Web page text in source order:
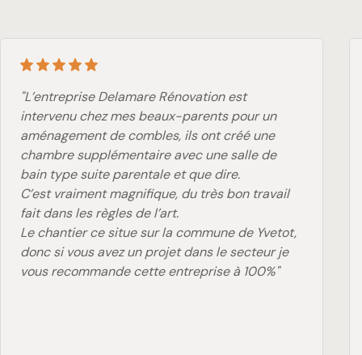
"L’entreprise Delamare Rénovation est
intervenu chez mes beaux-parents pour un
aménagement de combles, ils ont créé une
chambre supplémentaire avec une salle de
bain type suite parentale et que dire.
C’est vraiment magnifique, du très bon travail
fait dans les règles de l’art.
Le chantier ce situe sur la commune de Yvetot,
donc si vous avez un projet dans le secteur je
vous recommande cette entreprise à 100%"